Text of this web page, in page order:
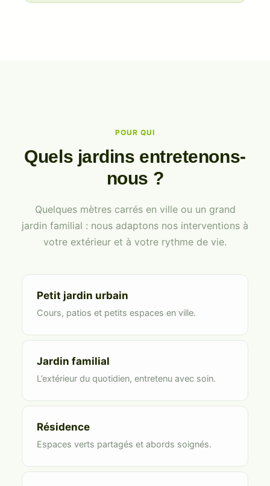
POUR QUI
Quels jardins entretenons-
nous ?
Quelques mètres carrés en ville ou un grand
jardin familial : nous adaptons nos interventions à
votre extérieur et à votre rythme de vie.
Petit jardin urbain
Cours, patios et petits espaces en ville.
Jardin familial
L’extérieur du quotidien, entretenu avec soin.
Résidence
Espaces verts partagés et abords soignés.